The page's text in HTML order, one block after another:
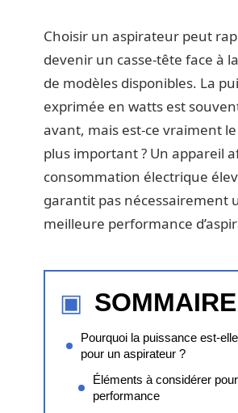
Choisir un aspirateur peut
devenir un casse-tête face à
de modèles disponibles. La
exprimée en watts est
avant, mais est-ce vraiment
plus important ? Un appareil
consommation électrique
garantit pas nécessairement
meilleure performance
SOMMAIRE
Pourquoi la puissance est-
pour un aspirateur ?
Éléments à considérer
performance